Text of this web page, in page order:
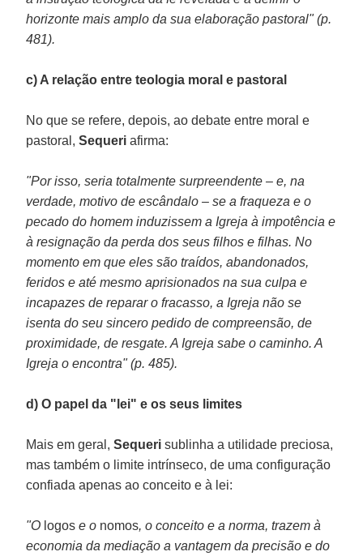
horizonte mais amplo da sua elaboração pastoral" (p.
481).
c) A relação entre teologia moral e pastoral
No que se refere, depois, ao debate entre moral e
pastoral,Sequeri afirma:
"Por isso, seria totalmente surpreendente – e, na
verdade, motivo de escândalo – se a fraqueza e o
pecado do homem induzissem a Igreja à impotência e
à resignação da perda dos seus filhos e filhas. No
momento em que eles são traídos, abandonados,
feridos e até mesmo aprisionados na sua culpa e
incapazes de reparar o fracasso, a Igreja não se
isenta do seu sincero pedido de compreensão, de
proximidade, de resgate. A Igreja sabe o caminho. A
Igreja o encontra" (p. 485).
d) O papel da "lei" e os seus limites
Mais em geral,Sequeri sublinha a utilidade preciosa,
mas também o limite intrínseco, de uma configuração
confiada apenas ao conceito e à lei:
"O logos e o nomos, o conceito e a norma, trazem à
economia da mediação a vantagem da precisão e do